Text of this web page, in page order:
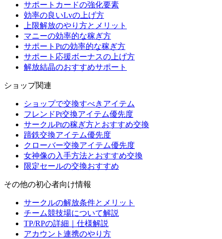
サポートカードの強化要素
効率の良いLvの上げ方
上限解放のやり方とメリット
マニーの効率的な稼ぎ方
サポートPtの効率的な稼ぎ方
サポート応援ボーナスの上げ方
解放結晶のおすすめサポート
ショップ関連
ショップで交換すべきアイテム
フレンドPt交換アイテム優先度
サークルPtの稼ぎ方とおすすめ交換
蹄鉄交換アイテム優先度
クローバー交換アイテム優先度
女神像の入手方法とおすすめ交換
限定セールの交換おすすめ
その他の初心者向け情報
サークルの解放条件とメリット
チーム競技場について解説
TP/RPの詳細｜仕様解説
アカウント連携のやり方